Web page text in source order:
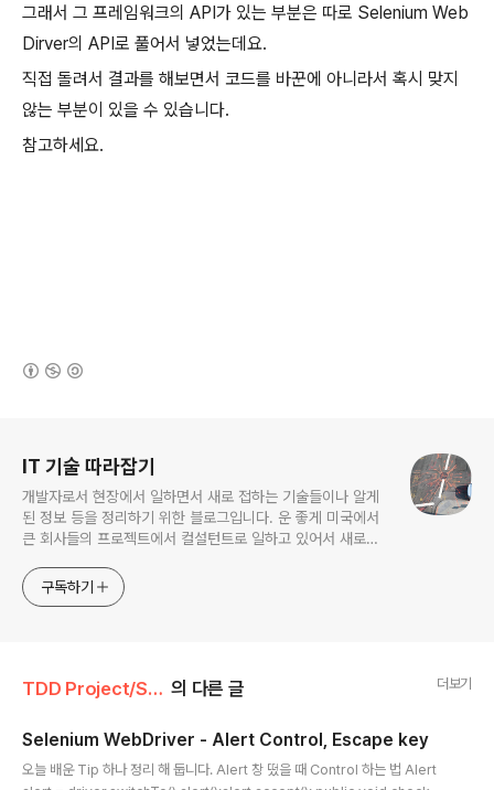
그래서 그 프레임워크의 API가 있는 부분은 따로 Selenium Web
Dirver의 API로 풀어서 넣었는데요.
직접 돌려서 결과를 해보면서 코드를 바꾼에 아니라서 혹시 맞지
않는 부분이 있을 수 있습니다.
참고하세요.
IT 기술 따라잡기
개발자로서 현장에서 일하면서 새로 접하는 기술들이나 알게
된 정보 등을 정리하기 위한 블로그입니다. 운 좋게 미국에서
큰 회사들의 프로젝트에서 컬설턴트로 일하고 있어서 새로운
사용되는 툴들에 대해 많은 분들과 정보를 공유하고 싶습니다.
구독하기
TDD Project/Selenium Web Driver 의 다른 글 더보기
Selenium WebDriver - Alert Control, Escape key
오늘 배운 Tip 하나 정리 해 둡니다. Alert 창 떴을 때 Control 하는 법 Alert